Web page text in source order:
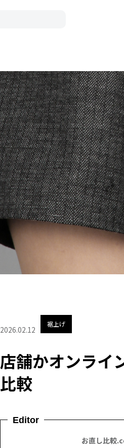
2026.02.12
裾上げ
店舗かオンライ
比較
Editor
お直し比較